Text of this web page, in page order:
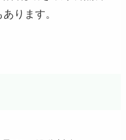
ります。